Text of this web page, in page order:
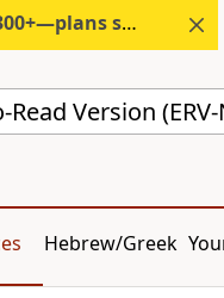
under $6/month.
Version (ERV-
Hebrew/Greek